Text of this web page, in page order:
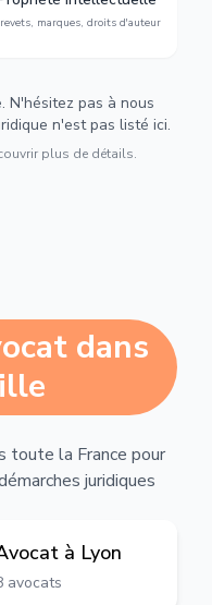
marques, droits d'auteur
contrefaçon.
N'hésitez pas à nous
n'est pas listé ici.
plus de détails.
dans
toute la France pour
juridiques
à Lyon
avocats